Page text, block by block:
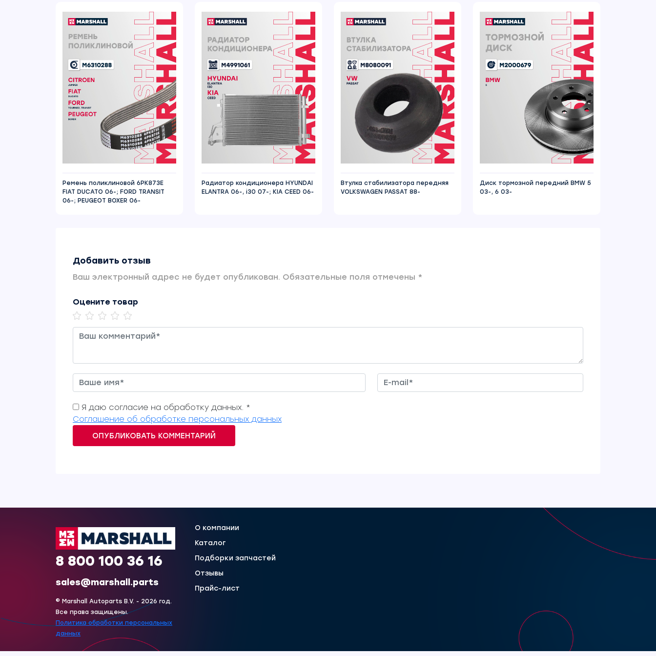
Ремень поликлиновой 6PK873E
FIAT DUCATO 06-; FORD TRANSIT
06-; PEUGEOT BOXER 06-
Радиатор кондиционера HYUNDAI
ELANTRA 06-, i30 07-; KIA CEED 06-
Втулка стабилизатора передняя
VOLKSWAGEN PASSAT 88-
Диск тормозной передний BMW 5
03-, 6 03-
Добавить отзыв
Ваш электронный адрес не будет опубликован. Обязательные поля отмечены *
Оцените товар
Я даю согласие на обработку данных. *
Соглашение об обработке персональных данных
ОПУБЛИКОВАТЬ КОММЕНТАРИЙ
8 800 100 36 16
sales@marshall.parts
© Marshall Autoparts B.V. - 2026 год.
Все права защищены.
Политика обработки персональных
данных
О компании
Каталог
Подборки запчастей
Отзывы
Прайс-лист